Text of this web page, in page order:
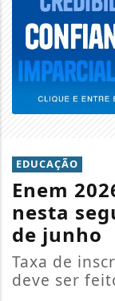
EDUCAÇÃO
Enem
nesta
de junho
Taxa de
deve ser